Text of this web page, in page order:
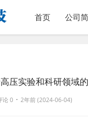
首页 公司
压实验和科研领域
论 0 · 2年前 (2024-06-04)